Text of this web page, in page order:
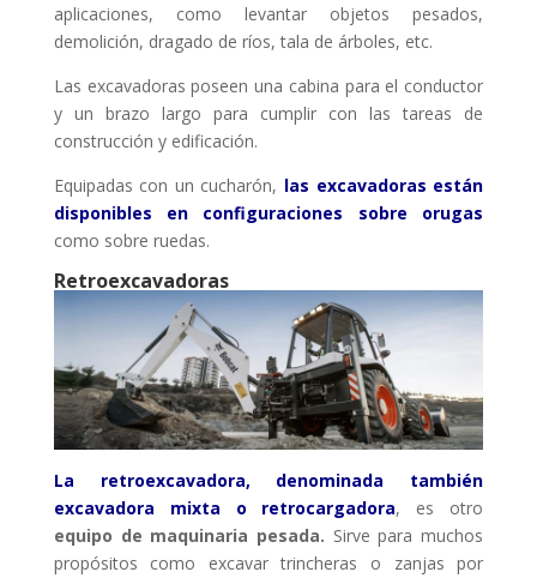
aplicaciones, como levantar objetos pesados,
demolición, dragado de ríos, tala de árboles, etc.
Las excavadoras poseen una cabina para el conductor
y un brazo largo para cumplir con las tareas de
construcción y edificación.
Equipadas con un cucharón, las excavadoras están
disponibles en configuraciones sobre orugas
como sobre ruedas.
Retroexcavadoras
La retroexcavadora, denominada también
excavadora mixta o retrocargadora, es otro
equipo de maquinaria pesada. Sirve para muchos
propósitos como excavar trincheras o zanjas por